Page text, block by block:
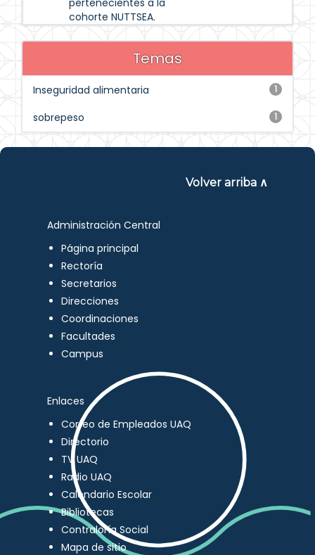
pertenecientes a la
cohorte NUTTSEA.
Temas
1
Inseguridad alimentaria
1
sobrepeso
Volver arriba ∧
Administración Central
Página principal
Rectoría
Secretarios
Direcciones
Coordinaciones
Facultades
Campus
Enlaces
Correo de Empleados UAQ
Directorio
TV UAQ
Radio UAQ
Calendario Escolar
Bibliotecas
Contraloría Social
Mapa de sitio